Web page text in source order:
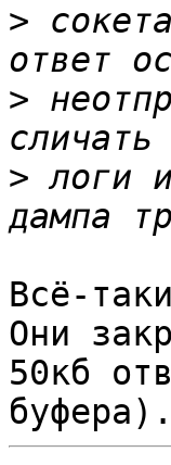
>
>
> логи
Всё-
Они
50кб